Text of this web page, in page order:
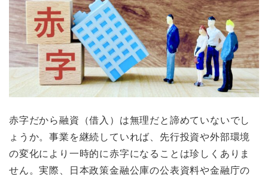
赤字だから融資（借入）は無理だと諦めていないでし
ょうか。事業を継続していれば、先行投資や外部環境
の変化により一時的に赤字になることは珍しくありま
せん。実際、日本政策金融公庫の公表資料や金融庁の